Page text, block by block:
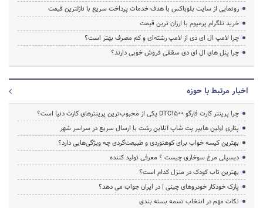
رونمایی از سایت بلوباکس با هدف خدمات پرداخت سریع با نازلترین قیمت
خرید تلگرام پرمیوم با ارزان ترین قیمت
چرا لامپ ال ای دی از لامپ رشته‌ای و کم مصرف بهتر است؟
چرا پنل های ال ای دی سقفی فروش خوبی دارند؟
اخبار مرتبط با حوزه
چرا پرینتر کارت فارگو DTC1500 یکی از محبوب‌ترین پرینترهای کارت دنیا است؟
پتاری اولین هایپر پت شاپ آنلاین رشت با ارسال سریع در سراسر شهر
بهترین کیسه خواب برای کوهنوردی و طبیعت‌گردی چه ویژگی‌هایی دارد؟
دیسپلی مرغ سوخاری چیست ؟ معرفی تولید کننده
بهترین تاب کودک در منزل کدام است؟
پارک خودکار خودروهای چینی | در ایران جواب می دهد؟
نکات مهم در انتخاب تسمه بسته بندی